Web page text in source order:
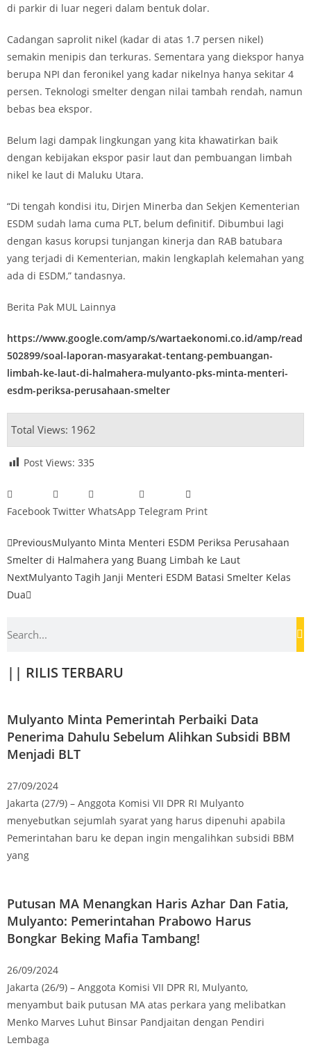
di parkir di luar negeri dalam bentuk dolar.
Cadangan saprolit nikel (kadar di atas 1.7 persen nikel)
semakin menipis dan terkuras. Sementara yang diekspor hanya
berupa NPI dan feronikel yang kadar nikelnya hanya sekitar 4
persen. Teknologi smelter dengan nilai tambah rendah, namun
bebas bea ekspor.
Belum lagi dampak lingkungan yang kita khawatirkan baik
dengan kebijakan ekspor pasir laut dan pembuangan limbah
nikel ke laut di Maluku Utara.
“Di tengah kondisi itu, Dirjen Minerba dan Sekjen Kementerian
ESDM sudah lama cuma PLT, belum definitif. Dibumbui lagi
dengan kasus korupsi tunjangan kinerja dan RAB batubara
yang terjadi di Kementerian, makin lengkaplah kelemahan yang
ada di ESDM,” tandasnya.
Berita Pak MUL Lainnya
https://www.google.com/amp/s/wartaekonomi.co.id/amp/read
502899/soal-laporan-masyarakat-tentang-pembuangan-
limbah-ke-laut-di-halmahera-mulyanto-pks-minta-menteri-
esdm-periksa-perusahaan-smelter
Total Views: 1962
Post Views: 335
Facebook Twitter WhatsApp Telegram Print
PreviousMulyanto Minta Menteri ESDM Periksa Perusahaan
Smelter di Halmahera yang Buang Limbah ke Laut
NextMulyanto Tagih Janji Menteri ESDM Batasi Smelter Kelas
Dua
|| RILIS TERBARU
Mulyanto Minta Pemerintah Perbaiki Data
Penerima Dahulu Sebelum Alihkan Subsidi BBM
Menjadi BLT
27/09/2024
Jakarta (27/9) – Anggota Komisi VII DPR RI Mulyanto
menyebutkan sejumlah syarat yang harus dipenuhi apabila
Pemerintahan baru ke depan ingin mengalihkan subsidi BBM
yang
Putusan MA Menangkan Haris Azhar Dan Fatia,
Mulyanto: Pemerintahan Prabowo Harus
Bongkar Beking Mafia Tambang!
26/09/2024
Jakarta (26/9) – Anggota Komisi VII DPR RI, Mulyanto,
menyambut baik putusan MA atas perkara yang melibatkan
Menko Marves Luhut Binsar Pandjaitan dengan Pendiri
Lembaga